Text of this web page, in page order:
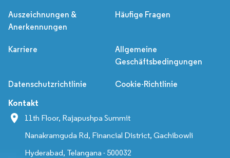
Auszeichnungen &
Anerkennungen
Häufige Fragen
Karriere
Allgemeine
Geschäftsbedingungen
Datenschutzrichtlinie Cookie-Richtlinie
Kontakt
11th Floor, Rajapushpa Summit
Nanakramguda Rd, Financial District, Gachibowli
Hyderabad, Telangana - 500032